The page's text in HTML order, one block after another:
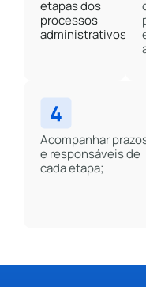
etapas dos
processos
administrativos;
Acompanhar
e responsáveis de
cada etapa;